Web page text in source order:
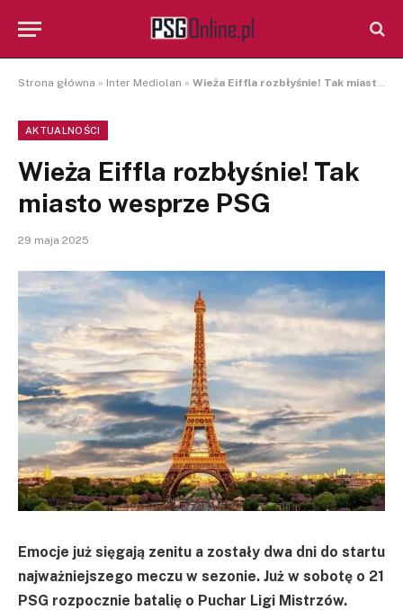
Strona główna » Inter Mediolan » Wieża Eiffla rozbłyśnie! Tak miasto wesprze PSG
AKTUALNOŚCI
Wieża Eiffla rozbłyśnie! Tak
miasto wesprze PSG
29 maja 2025
Emocje już sięgają zenitu a zostały dwa dni do startu
najważniejszego meczu w sezonie. Już w sobotę o 21
PSG rozpocznie batalię o Puchar Ligi Mistrzów.